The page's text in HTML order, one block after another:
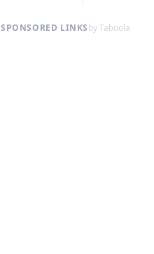
SPONSORED LINKSby Taboola